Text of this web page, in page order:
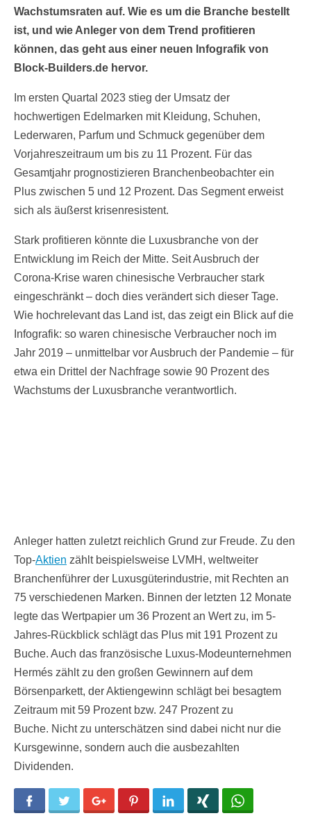
Wachstumsraten auf. Wie es um die Branche bestellt
ist, und wie Anleger von dem Trend profitieren
können, das geht aus einer neuen Infografik von
Block-Builders.de hervor.
Im ersten Quartal 2023 stieg der Umsatz der
hochwertigen Edelmarken mit Kleidung, Schuhen,
Lederwaren, Parfum und Schmuck gegenüber dem
Vorjahreszeitraum um bis zu 11 Prozent. Für das
Gesamtjahr prognostizieren Branchenbeobachter ein
Plus zwischen 5 und 12 Prozent. Das Segment erweist
sich als äußerst krisenresistent.
Stark profitieren könnte die Luxusbranche von der
Entwicklung im Reich der Mitte. Seit Ausbruch der
Corona-Krise waren chinesische Verbraucher stark
eingeschränkt – doch dies verändert sich dieser Tage.
Wie hochrelevant das Land ist, das zeigt ein Blick auf die
Infografik: so waren chinesische Verbraucher noch im
Jahr 2019 – unmittelbar vor Ausbruch der Pandemie – für
etwa ein Drittel der Nachfrage sowie 90 Prozent des
Wachstums der Luxusbranche verantwortlich.
Anleger hatten zuletzt reichlich Grund zur Freude. Zu den
Top-Aktien zählt beispielsweise LVMH, weltweiter
Branchenführer der Luxusgüterindustrie, mit Rechten an
75 verschiedenen Marken. Binnen der letzten 12 Monate
legte das Wertpapier um 36 Prozent an Wert zu, im 5-
Jahres-Rückblick schlägt das Plus mit 191 Prozent zu
Buche. Auch das französische Luxus-Modeunternehmen
Hermés zählt zu den großen Gewinnern auf dem
Börsenparkett, der Aktiengewinn schlägt bei besagtem
Zeitraum mit 59 Prozent bzw. 247 Prozent zu
Buche. Nicht zu unterschätzen sind dabei nicht nur die
Kursgewinne, sondern auch die ausbezahlten
Dividenden.
Facebook Twitter Google+ Pinterest LinkedIn